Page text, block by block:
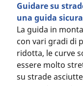
Guidare su
una guida sicura
La guida in
con vari gradi di
ridotta, le curve
essere molto
su strade